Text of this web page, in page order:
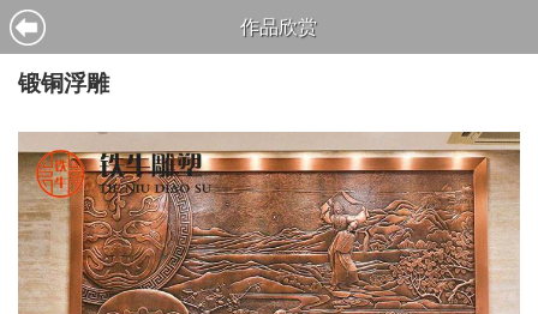
作品欣赏
锻铜浮雕